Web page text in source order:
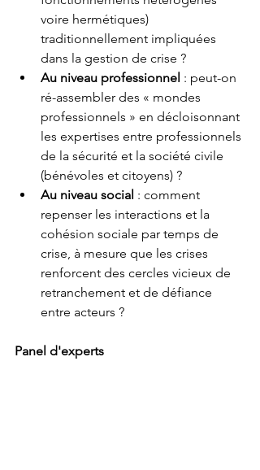
voire hermétiques)
traditionnellement impliquées
dans la gestion de crise ?
Au niveau professionnel : peut-on
ré-assembler des « mondes
professionnels » en décloisonnant
les expertises entre professionnels
de la sécurité et la société civile
(bénévoles et citoyens) ?
Au niveau social : comment
repenser les interactions et la
cohésion sociale par temps de
crise, à mesure que les crises
renforcent des cercles vicieux de
retranchement et de défiance
entre acteurs ?
Panel d'experts